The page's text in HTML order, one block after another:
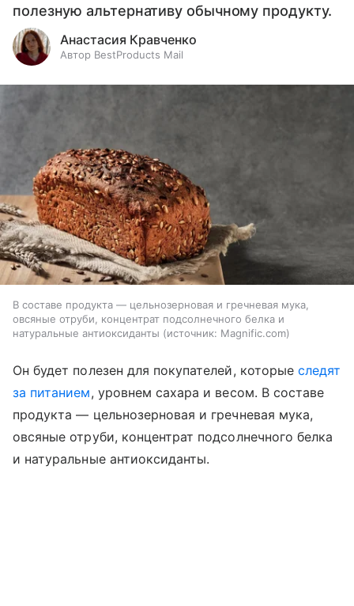
полезную альтернативу обычному продукту.
Анастасия Кравченко
Автор BestProducts Mail
В составе продукта — цельнозерновая и гречневая мука,
овсяные отруби, концентрат подсолнечного белка и
натуральные антиоксиданты
источник: Magnific.com
Он будет полезен для покупателей, которыеследят
за питанием, уровнем сахара и весом. В составе
продукта — цельнозерновая и гречневая мука,
овсяные отруби, концентрат подсолнечного белка
и натуральные антиоксиданты.